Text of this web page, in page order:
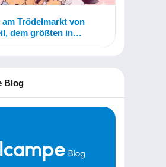
am Trödelmarkt von
dem größten in
Blog